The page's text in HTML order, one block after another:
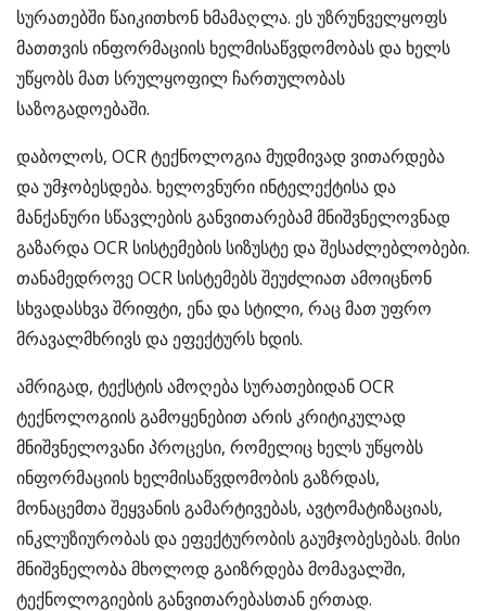
სურათებში წაიკითხონ ხმამაღლა. ეს უზრუნველყოფს
მათთვის ინფორმაციის ხელმისაწვდომობას და ხელს
უწყობს მათ სრულყოფილ ჩართულობას
საზოგადოებაში.
დაბოლოს, OCR ტექნოლოგია მუდმივად ვითარდება
და უმჯობესდება. ხელოვნური ინტელექტისა და
მანქანური სწავლების განვითარებამ მნიშვნელოვნად
გაზარდა OCR სისტემების სიზუსტე და შესაძლებლობები.
თანამედროვე OCR სისტემებს შეუძლიათ ამოიცნონ
სხვადასხვა შრიფტი, ენა და სტილი, რაც მათ უფრო
მრავალმხრივს და ეფექტურს ხდის.
ამრიგად, ტექსტის ამოღება სურათებიდან OCR
ტექნოლოგიის გამოყენებით არის კრიტიკულად
მნიშვნელოვანი პროცესი, რომელიც ხელს უწყობს
ინფორმაციის ხელმისაწვდომობის გაზრდას,
მონაცემთა შეყვანის გამარტივებას, ავტომატიზაციას,
ინკლუზიურობას და ეფექტურობის გაუმჯობესებას. მისი
მნიშვნელობა მხოლოდ გაიზრდება მომავალში,
ტექნოლოგიების განვითარებასთან ერთად.